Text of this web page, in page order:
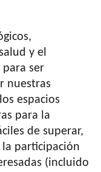
y el
para ser
nuestras
espacios
para la
de superar,
participación
(incluido